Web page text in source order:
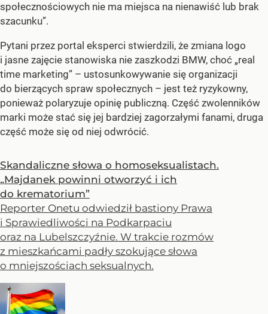
społecznościowych nie ma miejsca na nienawiść lub brak
szacunku”.
Pytani przez portal eksperci stwierdzili, że zmiana logo
i jasne zajęcie stanowiska nie zaszkodzi BMW, choć „real
time marketing” – ustosunkowywanie się organizacji
do bierzących spraw społecznych – jest też ryzykowny,
ponieważ polaryzuje opinię publiczną. Część zwolenników
marki może stać się jej bardziej zagorzałymi fanami, druga
część może się od niej odwrócić.
Skandaliczne słowa o homoseksualistach.
„Majdanek powinni otworzyć i ich
do krematorium”
Reporter Onetu odwiedził bastiony Prawa
i Sprawiedliwości na Podkarpaciu
oraz na Lubelszczyźnie. W trakcie rozmów
z mieszkańcami padły szokujące słowa
o mniejszościach seksualnych.